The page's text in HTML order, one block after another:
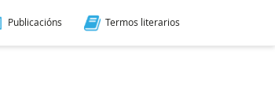
Publicacións Termos literarios